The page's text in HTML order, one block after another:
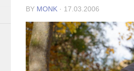
BY MONK · 17.03.2006